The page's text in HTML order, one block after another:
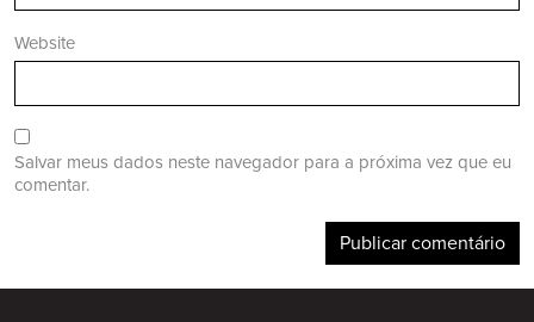
Website
Salvar meus dados neste navegador para a próxima vez que eu
comentar.